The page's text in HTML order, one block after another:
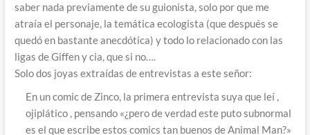
saber nada previamente de su guionista, solo por que me
atraía el personaje, la temática ecologista (que después se
quedó en bastante anecdótica) y todo lo relacionado con las
ligas de Giffen y cia, que si no….
Solo dos joyas extraídas de entrevistas a este señor:
En un comic de Zinco, la primera entrevista suya que leí ,
ojiplático , pensando «¿pero de verdad este puto subnormal
es el que escribe estos comics tan buenos de Animal Man?»